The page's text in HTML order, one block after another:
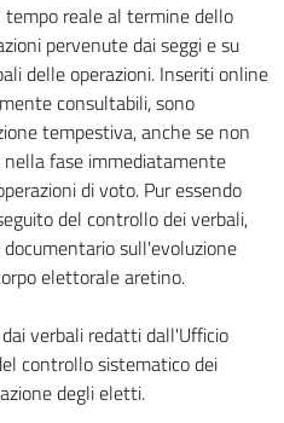
reale al termine dello
pervenute dai seggi e su
delle operazioni. Inseriti online
consultabili, sono
tempestiva, anche se non
fase immediatamente
di voto. Pur essendo
del controllo dei verbali,
sull'evoluzione
elettorale aretino.
verbali redatti dall'Ufficio
controllo sistematico dei
degli eletti.